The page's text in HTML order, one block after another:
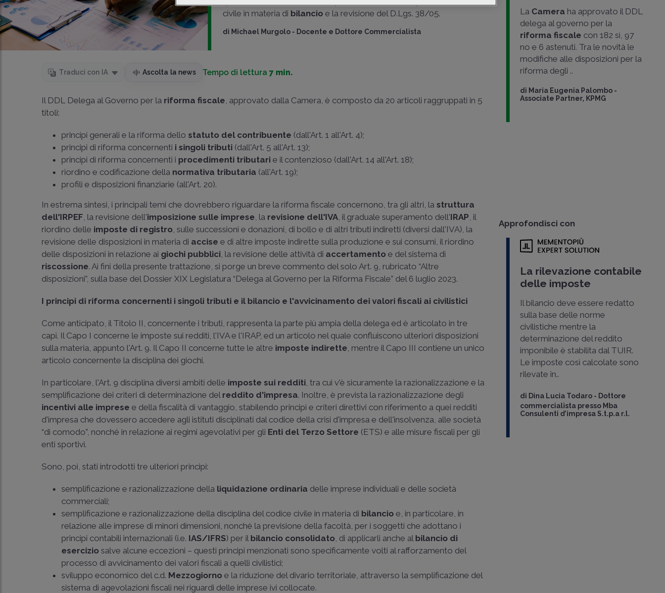
civile in materia di bilancio e la revisione del D.Lgs. 38/05.
di Michael Murgolo - Docente e Dottore Commercialista
Traduci con IA Ascolta la news Tempo di lettura7 min.
Il DDL Delega al Governo per la riforma fiscale, approvato dalla Camera, è composto da 20 articoli raggruppati in 5
titoli:
principi generali e la riforma dello statuto del contribuente (dall'Art. 1 all'Art. 4);
principi di riforma concernenti i singoli tributi (dall'Art. 5 all'Art. 13);
principi di riforma concernenti i procedimenti tributari e il contenzioso (dall'Art. 14 all'Art. 18);
riordino e codificazione della normativa tributaria (all'Art. 19);
profili e disposizioni finanziarie (all'Art. 20).
In estrema sintesi, i principali temi che dovrebbero riguardare la riforma fiscale concernono, tra gli altri, la struttura
dell'IRPEF, la revisione dell'imposizione sulle imprese, la revisione dell'IVA, il graduale superamento dell'IRAP, il
riordino delle imposte di registro, sulle successioni e donazioni, di bollo e di altri tributi indiretti (diversi dall'IVA), la
revisione delle disposizioni in materia di accisee di altre imposte indirette sulla produzione e sui consumi, il riordino
delle disposizioni in relazione ai giochi pubblici, la revisione delle attività di accertamentoe del sistema di
riscossione. Ai fini della presente trattazione, si porge un breve commento del solo Art. 9, rubricato “Altre
disposizioni”, sulla base del Dossier XIX Legislatura “Delega al Governo per la Riforma Fiscale” del 6 luglio 2023.
I principi di riforma concernenti i singoli tributi e il bilancio e l'avvicinamento dei valori fiscali ai civilistici
Come anticipato, il Titolo II, concernente i tributi, rappresenta la parte più ampia della delega ed è articolato in tre
capi. Il Capo I concerne le imposte sui redditi, l'IVA e l'IRAP, ed un articolo nel quale confluiscono ulteriori disposizioni
sulla materia, appunto l'Art. 9. Il Capo II concerne tutte le altre imposte indirette, mentre il Capo III contiene un unico
articolo concernente la disciplina dei giochi.
In particolare, l'Art. 9 disciplina diversi ambiti delle imposte sui redditi, tra cui v'è sicuramente la razionalizzazione e la
semplificazione dei criteri di determinazione del reddito d'impresa. Inoltre, è prevista la razionalizzazione degli
incentivi alle imprese e della fiscalità di vantaggio, stabilendo principi e criteri direttivi con riferimento a quei redditi
d'impresa che dovessero accedere agli istituti disciplinati dal codice della crisi d'impresa e dell'insolvenza, alle società
“di comodo”, nonché in relazione ai regimi agevolativi per gli Enti del Terzo Settore (ETS) e alle misure fiscali per gli
enti sportivi.
Sono, poi, stati introdotti tre ulteriori principi:
semplificazione e razionalizzazione della liquidazione ordinaria delle imprese individuali e delle società
commerciali;
semplificazione e razionalizzazione della disciplina del codice civile in materia di bilancioe, in particolare, in
relazione alle imprese di minori dimensioni, nonché la previsione della facoltà, per i soggetti che adottano i
principi contabili internazionali (i.e. IAS/IFRS) per il bilancio consolidato, di applicarli anche al bilancio di
esercizio salve alcune eccezioni – questi principi menzionati sono specificamente volti al rafforzamento del
processo di avvicinamento dei valori fiscali a quelli civilistici;
sviluppo economico del c.d. Mezzogiornoe la riduzione del divario territoriale, attraverso la semplificazione del
sistema di agevolazioni fiscali nei riguardi delle imprese ivi collocate.
La Camera ha approvato il DDL
delega al governo per la
riforma fiscale con 182 sì, 97
no e 6 astenuti. Tra le novità le
modifiche alle disposizioni per la
riforma degli ..
di Maria Eugenia Palombo -
Associate Partner, KPMG
Approfondisci con
La rilevazione contabile
delle imposte
Il bilancio deve essere redatto
sulla base delle norme
civilistiche mentre la
determinazione del reddito
imponibile è stabilita dal TUIR.
Le imposte così calcolate sono
rilevate in..
di Dina Lucia Todaro - Dottore
commercialista presso Mba
Consulenti d’impresa S.t.p.a r.l.